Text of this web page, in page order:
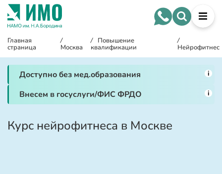
Главная
страница
/
Москва
/ Повышение
квалификации
/
Нейрофитнес
Доступно без мед.образования i
Внесем в госуслуги/ФИС ФРДО i
Курс нейрофитнеса в Москве